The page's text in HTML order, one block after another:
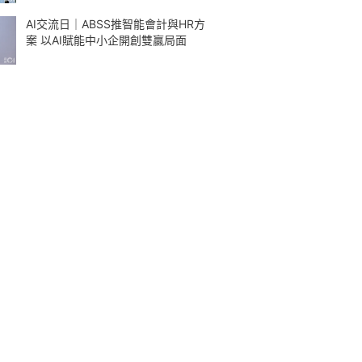
AI交流日｜ABSS推智能會計與HR方
案 以AI賦能中小企開創雙贏局面